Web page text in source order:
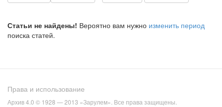
Статьи не найдены! Вероятно вам нужно изменить период
поиска статей.
Права и использование
Архив 4.0 © 1928 — 2013 «Зарулем». Все права защищены.